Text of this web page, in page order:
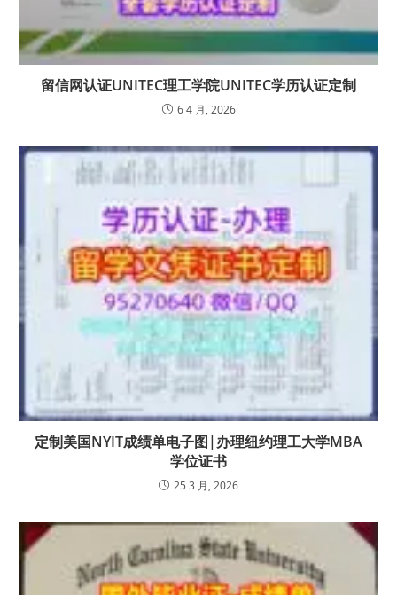
留信网认证UNITEC理工学院UNITEC学历认证定制
6 4 月, 2026
定制美国NYIT成绩单电子图|办理纽约理工大学MBA
学位证书
25 3 月, 2026